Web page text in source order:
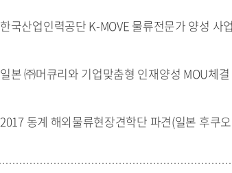
한국산업인력공단 K-MOVE 물류전문가 양성 사
일본 ㈜머큐리와 기업맞춤형 인재양성 MOU체결
2017 동계 해외물류현장견학단 파견(일본 후쿠